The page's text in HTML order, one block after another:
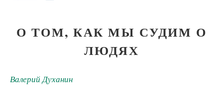
О ТОМ, КАК МЫ СУДИМ О
ЛЮДЯХ
Валерий Духанин